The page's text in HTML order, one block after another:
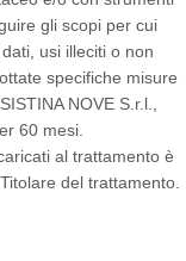
gli scopi per cui
usi illeciti o non
specifiche misure
NOVE S.r.l.,
60 mesi.
al trattamento è
del trattamento.